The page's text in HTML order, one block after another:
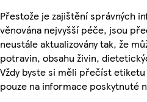
Přestože je zajištění správných
věnována nejvyšší péče, jsou
neustále aktualizovány tak, že
potravin, obsahu živin,
Vždy byste si měli přečíst
pouze na informace poskytnuté